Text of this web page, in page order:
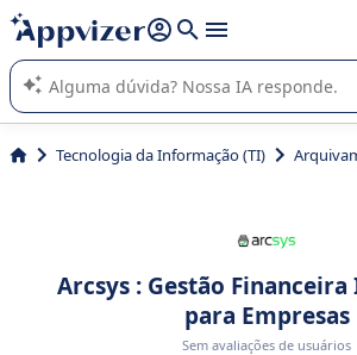
de nossa IA (várias linhas com
A IA do Appvizer o orienta no uso ou na
SaaS para sua empresa.
Tecnologia da Informação (TI)
Arcsys : Gestão
para Empresas
Sem avaliações de usuários